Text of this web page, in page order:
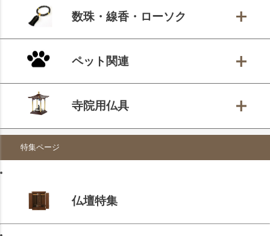
数珠・線香・ローソク
ペット関連
寺院用仏具
特集ページ
仏壇特集